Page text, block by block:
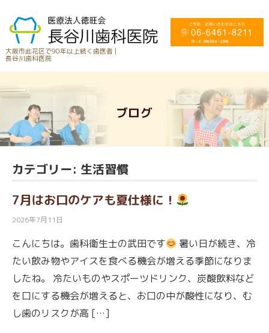
大阪市此花区で90年以上続く歯医者 |
長谷川歯科医院
ブログ
カテゴリー: 生活習慣
7月はお口のケアも夏仕様に！
2026年7月11日
こんにちは。歯科衛生士の武田です
暑い日が続き、冷
たい飲み物やアイスを食べる機会が増える季節になりま
したね。 冷たいものやスポーツドリンク、炭酸飲料など
を口にする機会が増えると、お口の中が酸性になり、む
し歯のリスクが高 […]